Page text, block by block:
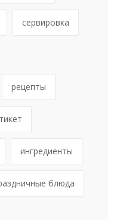
сервировка
рецепты
ингредиенты
блюда